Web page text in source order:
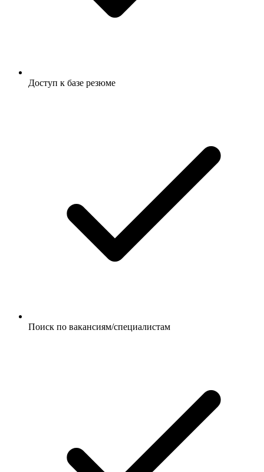
Доступ к базе резюме
Поиск по вакансиям/специалистам